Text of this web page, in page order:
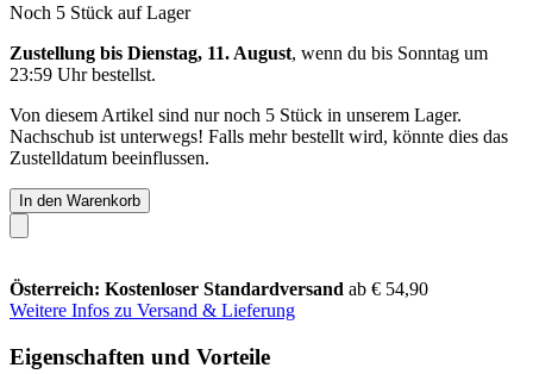
Noch 5 Stück auf Lager
Zustellung bis Dienstag, 11. August, wenn du bis Sonntag um
23:59 Uhrbestellst.
Von diesem Artikel sind nur noch 5 Stück in unserem Lager.
Nachschub ist unterwegs! Falls mehr bestellt wird, könnte dies das
Zustelldatum beeinflussen.
In den Warenkorb
Österreich: Kostenloser Standardversand ab € 54,90
Weitere Infos zu Versand & Lieferung
Eigenschaften und Vorteile